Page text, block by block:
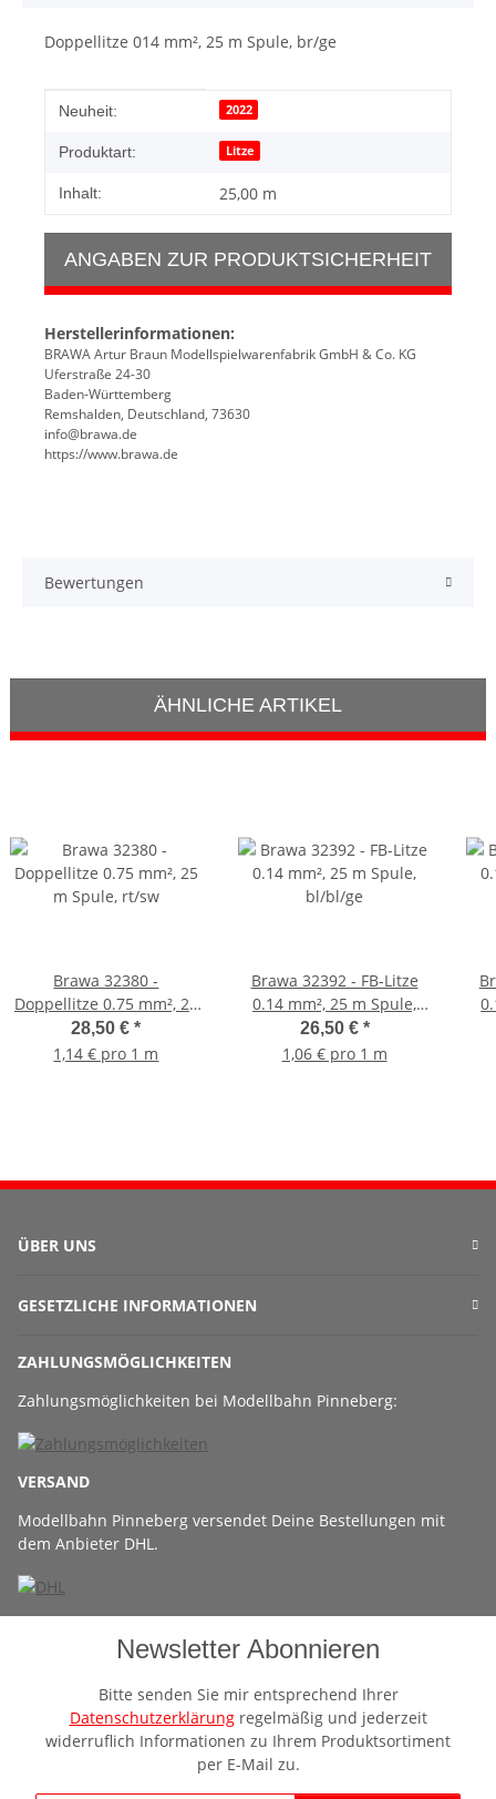
Doppellitze 014 mm², 25 m Spule, br/ge
Produkteigenschaft
Wert
Neuheit: 2022
Produktart: Litze
Inhalt: 25,00 m
ANGABEN ZUR PRODUKTSICHERHEIT
Herstellerinformationen:
BRAWA Artur Braun Modellspielwarenfabrik GmbH & Co. KG
Uferstraße 24-30
Baden-Württemberg
Remshalden, Deutschland, 73630
info@brawa.de
https://www.brawa.de
Bewertungen
ÄHNLICHE ARTIKEL
Brawa 32380 -
Doppellitze 0.75 mm², 25
m Spule, rt/sw
28,50 €*
1,14 € pro 1 m
Brawa 32392 - FB-Litze
0.14 mm², 25 m Spule,
bl/bl/ge
26,50 € *
1,06 € pro 1 m
ÜBER UNS
GESETZLICHE INFORMATIONEN
ZAHLUNGSMÖGLICHKEITEN
Zahlungsmöglichkeiten bei Modellbahn Pinneberg:
VERSAND
Modellbahn Pinneberg versendet Deine Bestellungen mit
dem Anbieter DHL.
Newsletter Abonnieren
Bitte senden Sie mir entsprechend Ihrer
Datenschutzerklärungregelmäßig und jederzeit
widerruflich Informationen zu Ihrem Produktsortiment
per E-Mail zu.